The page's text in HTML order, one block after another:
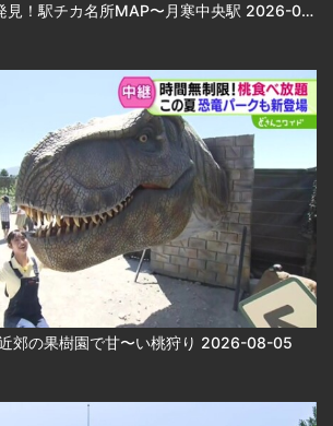
駅から5分の名所を発見！駅チカ名所MAP〜月寒中央駅 2026-08-05
郊の果樹園で甘〜い桃狩り 2026-08-05